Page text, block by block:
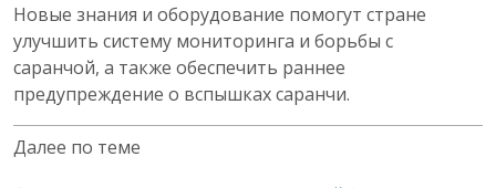
Новые знания и оборудование помогут стране
улучшить систему мониторинга и борьбы с
саранчой, а также обеспечить раннее
предупреждение о вспышках саранчи.
Далее по теме